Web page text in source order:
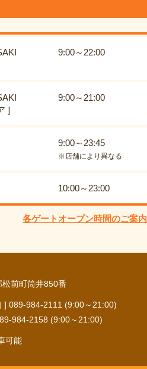
9:00～22:00
]
9:00～21:00
9:00～23:45
※店舗により異なる
10:00～23:00
各ゲートオープン時間のご案内
前町筒井850番
] 089-984-2111 (9:00～21:00)
984-2158 (9:00～21:00)
可能